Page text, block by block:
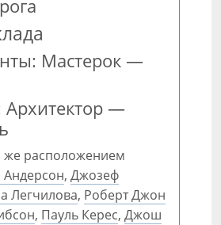
Мастерок —
Архитектор —
же расположением
, Джозеф
Легчилова, Роберт Джон
, Пауль Керес, Джош